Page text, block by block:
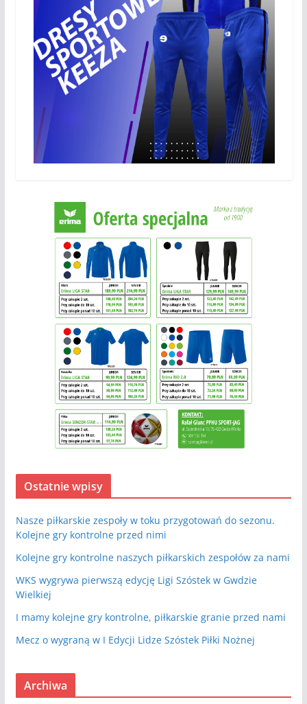
Ostatnie wpisy
Nasze piłkarskie zespoły w toku przygotowań do sezonu.
Kolejne gry kontrolne przed nimi
Kolejne gry kontrolne naszych piłkarskich zespołów za nami
WKS wygrywa pierwszą edycję Ligi Szóstek w Gwdzie
Wielkiej
I mamy kolejne gry kontrolne, piłkarskie granie przed nami
Mecz o wygraną w I Edycji Lidze Szóstek Piłki Nożnej
Archiwa